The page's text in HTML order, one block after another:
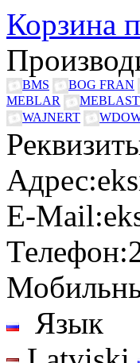
Корзина
BMS BOG FRAN
MEBLAR
MEBLAST
WAJNERT
Адрес:
E-Mail:
Телефон:
Язык